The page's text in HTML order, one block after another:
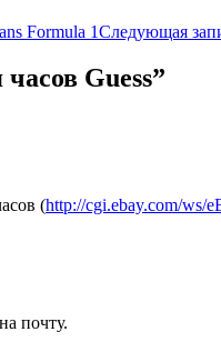
Formula 1Следующая
Guess”
(http://cgi.ebay.com/ws/
почту.